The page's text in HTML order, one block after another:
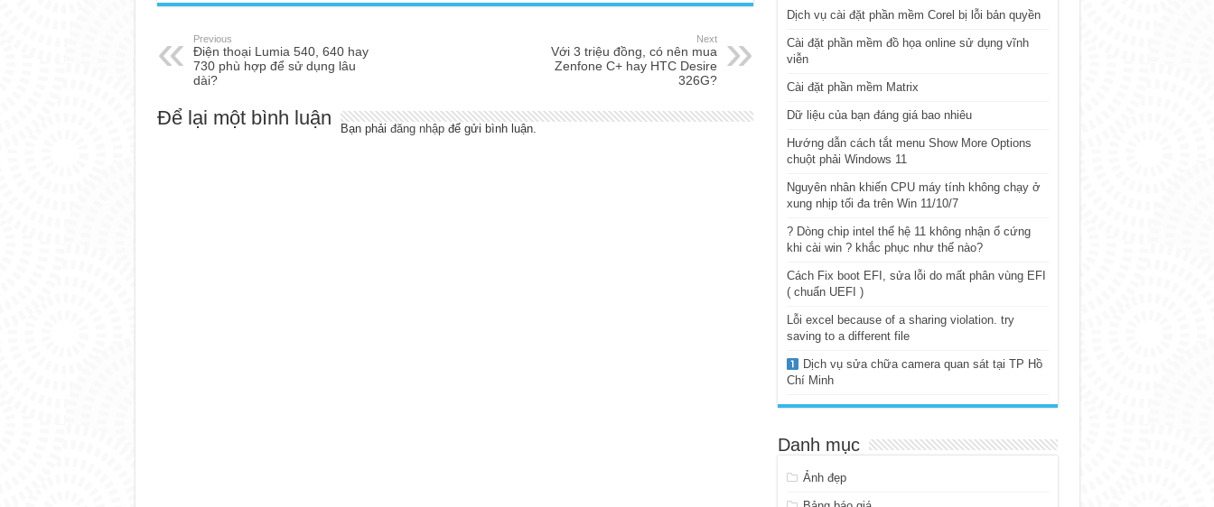
Previous
Điện thoại Lumia 540, 640 hay
730 phù hợp để sử dụng lâu
dài?
Next
Với 3 triệu đồng, có nên mua
Zenfone C+ hay HTC Desire
326G?
Để lại một bình luận Bạn phải đăng nhậpđể gửi bình luận.
Dịch vụ cài đặt phần mềm Corel bị lỗi bản quyền
Cài đặt phần mềm đồ họa online sử dụng vĩnh
viễn
Cài đặt phần mềm Matrix
Dữ liệu của bạn đáng giá bao nhiêu
Hướng dẫn cách tắt menu Show More Options
chuột phải Windows 11
Nguyên nhân khiến CPU máy tính không chạy ở
xung nhịp tối đa trên Win 11/10/7
? Dòng chip intel thế hệ 11 không nhận ổ cứng
khi cài win ? khắc phục như thế nào?
Cách Fix boot EFI, sửa lỗi do mất phân vùng EFI
( chuẩn UEFI )
Lỗi excel because of a sharing violation. try
saving to a different file
Dịch vụ sửa chữa camera quan sát tại TP Hồ
Chí Minh
Danh mục
Ảnh đẹp